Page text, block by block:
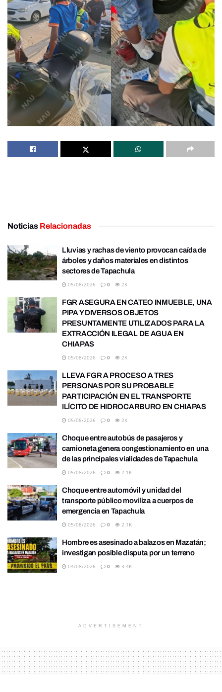
Noticias Relacionadas
Lluvias y rachas de viento provocan caída de
árboles y daños materiales en distintos
sectores de Tapachula
05/08/2026 0 2K
FGR ASEGURA EN CATEO INMUEBLE, UNA
PIPA Y DIVERSOS OBJETOS
PRESUNTAMENTE UTILIZADOS PARA LA
EXTRACCIÓN ILEGAL DE AGUA EN
CHIAPAS
05/08/2026 0 2K
LLEVA FGR A PROCESO A TRES
PERSONAS POR SU PROBABLE
PARTICIPACIÓN EN EL TRANSPORTE
ILÍCITO DE HIDROCARBURO EN CHIAPAS
05/08/2026 0 2K
Choque entre autobús de pasajeros y
camioneta genera congestionamiento en una
de las principales vialidades de Tapachula
05/08/2026 0 2.1K
Choque entre automóvil y unidad del
transporte público moviliza a cuerpos de
emergencia en Tapachula
05/08/2026 0 2.1K
Hombre es asesinado a balazos en Mazatán;
investigan posible disputa por un terreno
04/08/2026 0 3.4K
ADVERTISEMENT